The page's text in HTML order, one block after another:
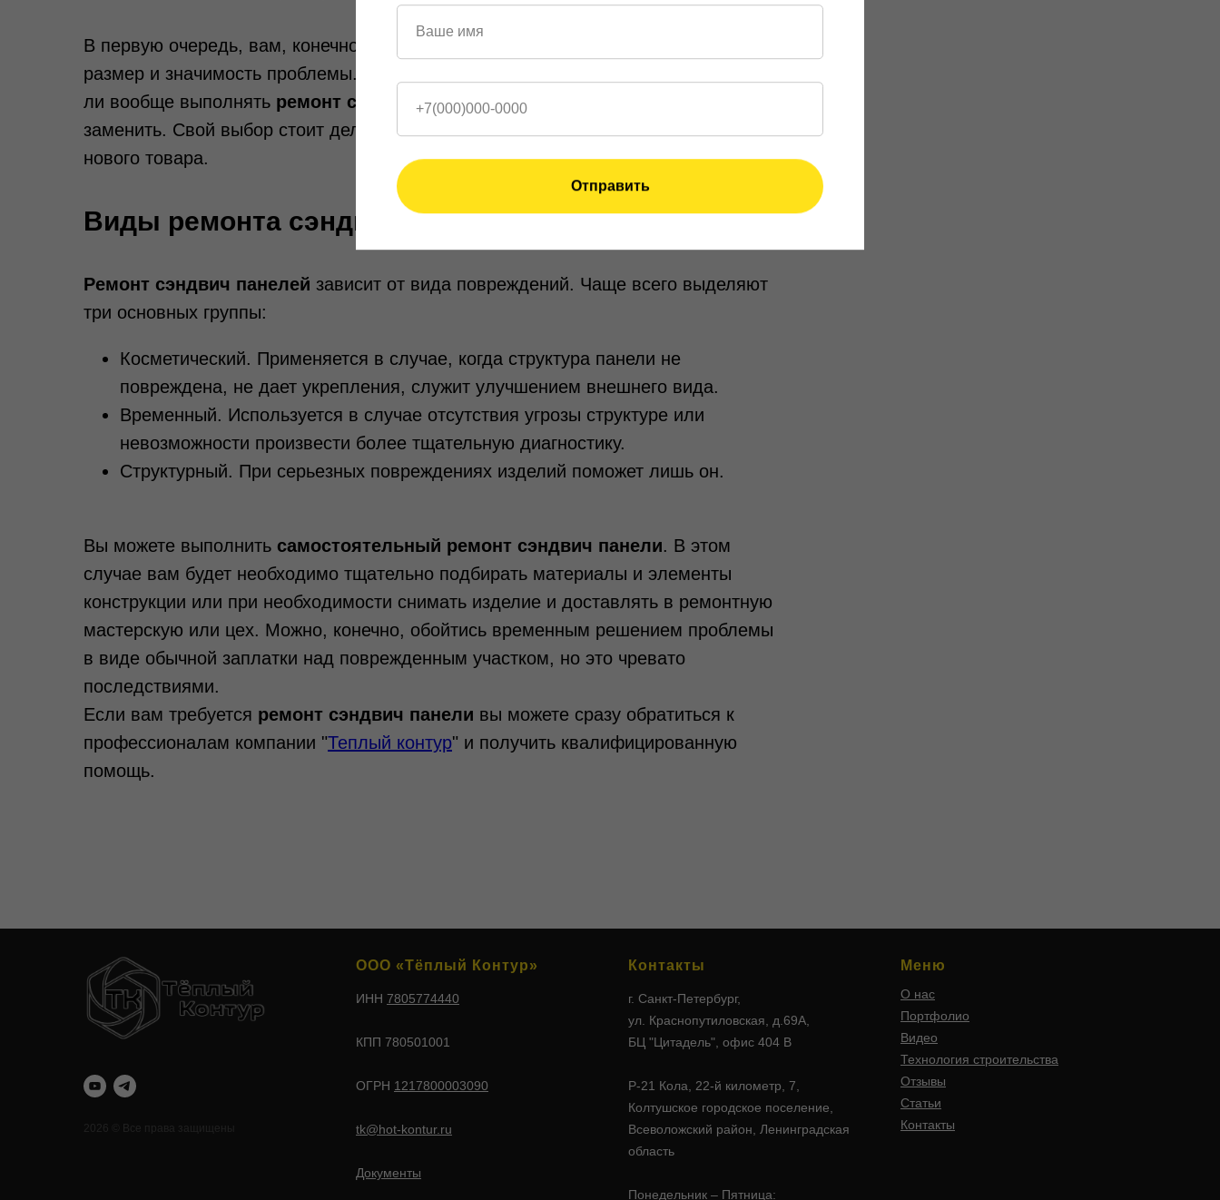
В первую очередь, вам, конечно же, нужно сделать диагностику и определить
размер и значимость проблемы. Это позволит принять верное решение: стоит
ли вообще выполнять ремонт сэндвич панели или ее легче и выгоднее
заменить. Свой выбор стоит делать, исходя из цены на обслуживание и покупку
нового товара.
Виды ремонта сэндвич панелей
Ремонт сэндвич панелей зависит от вида повреждений. Чаще всего выделяют
три основных группы:
Косметический. Применяется в случае, когда структура панели не
повреждена, не дает укрепления, служит улучшением внешнего вида.
Временный. Используется в случае отсутствия угрозы структуре или
невозможности произвести более тщательную диагностику.
Структурный. При серьезных повреждениях изделий поможет лишь он.
Вы можете выполнить самостоятельный ремонт сэндвич панели. В этом
случае вам будет необходимо тщательно подбирать материалы и элементы
конструкции или при необходимости снимать изделие и доставлять в ремонтную
мастерскую или цех. Можно, конечно, обойтись временным решением проблемы
в виде обычной заплатки над поврежденным участком, но это чревато
последствиями.
Если вам требуется ремонт сэндвич панели вы можете сразу обратиться к
профессионалам компании "Теплый контур" и получить квалифицированную
помощь.
2026 © Все права защищены
ООО «Тёплый Контур»
ИНН 7805774440
КПП 780501001
ОГРН 1217800003090
tk@hot-kontur.ru
Документы
Контакты
г. Санкт-Петербург,
ул. Краснопутиловская, д.69А,
БЦ "Цитадель", офис 404 В
Р-21 Кола, 22-й километр, 7,
Колтушское городское поселение,
Всеволожский район, Ленинградская
область
Понедельник – Пятница:
Меню
О нас
Портфолио
Видео
Технология строительства
Отзывы
Статьи
Контакты
Отправить